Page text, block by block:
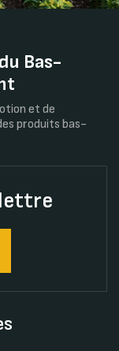
Bas-
et de
produits bas-